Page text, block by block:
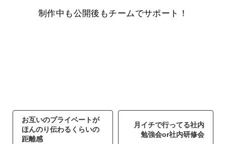
制作中も公開後もチームでサポート！
お互いのプライベートが
ほんのり伝わるくらいの
距離感
月イチで行ってる社内
勉強会or社内研修会